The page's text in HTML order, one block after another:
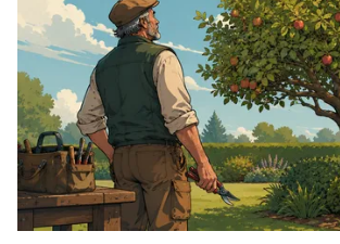
neuer
Weg
der
privaten
Altersvorsorge